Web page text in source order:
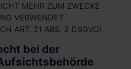
MEHR ZUM ZWECKE
VERWENDET
ART. 21 ABS. 2 DSGVO).
bei der